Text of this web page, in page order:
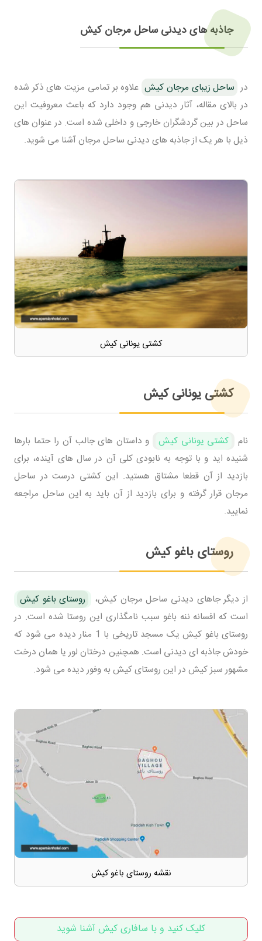
جاذبه های دیدنی ساحل مرجان کیش
در ساحل زیبای مرجان کیش علاوه بر تمامی مزیت های ذکر شده
در بالای مقاله، آثار دیدنی هم وجود دارد که باعث معروفیت این
ساحل در بین گردشگران خارجی و داخلی شده است. در عنوان های
ذیل با هر یک از جاذبه های دیدنی ساحل مرجان آشنا می شوید.
کشتی یونانی کیش
کشتی یونانی کیش
نام کشتی یونانی کیش
و داستان های جالب آن را حتما بارها
شنیده اید و با توجه به نابودی کلی آن در سال های آینده، برای
بازدید از آن قطعا مشتاق هستید. این کشتی درست در ساحل
مرجان قرار گرفته و برای بازدید از آن باید به این ساحل مراجعه
نمایید.
روستای باغو کیش
از دیگر جاهای دیدنی ساحل مرجان کیش،
روستای باغو کیش
است که افسانه ننه باغو سبب نامگذاری این روستا شده است. در
روستای باغو کیش یک مسجد تاریخی با 1 منار دیده می شود که
خودش جاذبه ای دیدنی است. همچنین درختان لور یا همان درخت
مشهور سبز کیش در این روستای کیش به وفور دیده می شود.
نقشه روستای باغو کیش
کلیک کنید و با سافاری کیش آشنا شوید